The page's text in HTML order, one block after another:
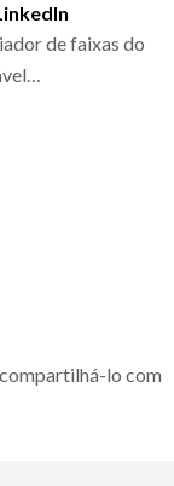
de faixas do
lo com